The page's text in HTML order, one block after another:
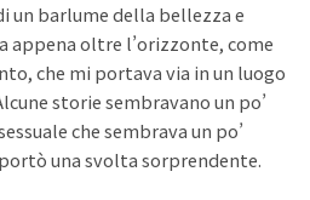
un barlume della bellezza e
appena oltre l’orizzonte, come
che mi portava via in un luogo
storie sembravano un po’
che sembrava un po’
una svolta sorprendente.